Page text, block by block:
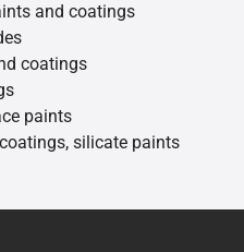
and coatings
coatings
paints
silicate paints